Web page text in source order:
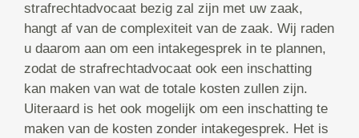
strafrechtadvocaat bezig zal zijn met uw zaak,
hangt af van de complexiteit van de zaak. Wij raden
u daarom aan om een intakegesprek in te plannen,
zodat de strafrechtadvocaat ook een inschatting
kan maken van wat de totale kosten zullen zijn.
Uiteraard is het ook mogelijk om een inschatting te
maken van de kosten zonder intakegesprek. Het is